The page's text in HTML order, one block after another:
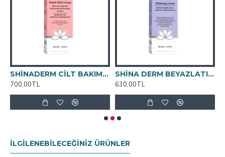
SHİNADERM CİLT BAKIM VE ÇATLAK KREMİ 100ml
700,00TL
SHİNA DERM BEYAZLATICI KREM 100ML
630,00TL
İLGILENEBILECEĞINIZ ÜRÜNLER